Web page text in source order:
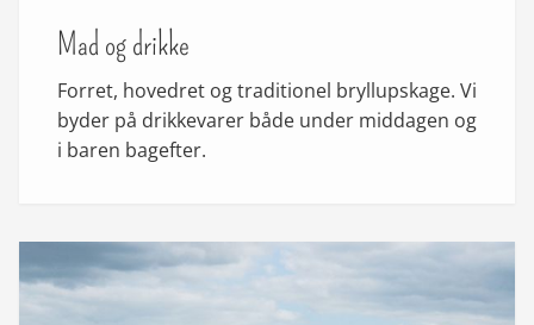
Mad og drikke
Forret, hovedret og traditionel bryllupskage. Vi
byder på drikkevarer både under middagen og
i baren bagefter.